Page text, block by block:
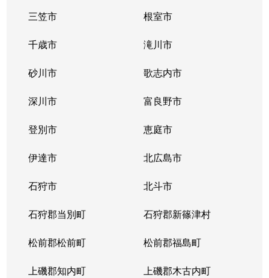
三笠市 根室市
千歳市 滝川市
砂川市 歌志内市
深川市 富良野市
登別市 恵庭市
伊達市 北広島市
石狩市 北斗市
石狩郡当別町 石狩郡新篠津村
松前郡松前町 松前郡福島町
上磯郡知内町 上磯郡木古内町